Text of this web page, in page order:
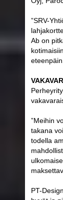
”SRV-
Ab on
”Meihin
takana
todella
PT-